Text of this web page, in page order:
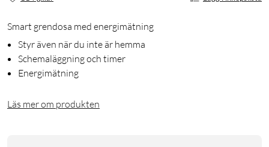
Smart grendosa med energimätning
Styr även när du inte är hemma
Schemaläggning och timer
Energimätning
Läs mer om produkten